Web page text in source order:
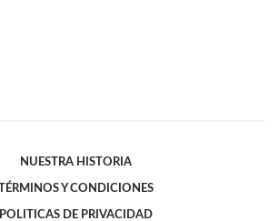
NUESTRA HISTORIA
TÉRMINOS Y CONDICIONES
POLITICAS DE PRIVACIDAD